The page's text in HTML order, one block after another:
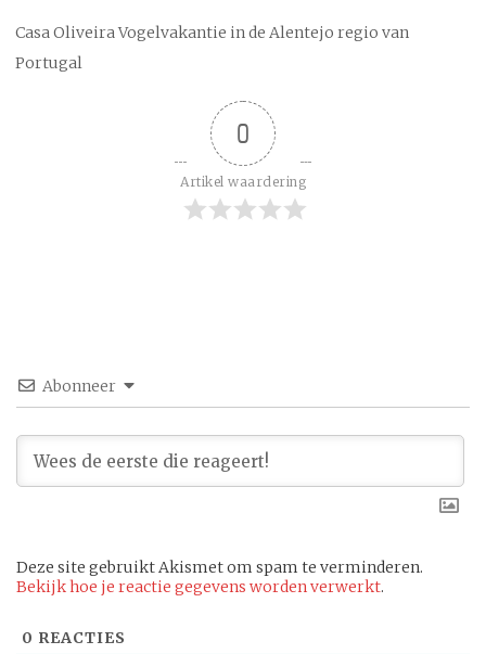
Casa Oliveira Vogelvakantie in de Alentejo regio van
Portugal
0
Artikel waardering
Abonneer
Deze site gebruikt Akismet om spam te verminderen.
Bekijk hoe je reactie gegevens worden verwerkt.
0 REACTIES